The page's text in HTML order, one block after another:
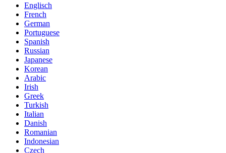
Englisch
French
German
Portuguese
Spanish
Russian
Japanese
Korean
Arabic
Irish
Greek
Turkish
Italian
Danish
Romanian
Indonesian
Czech